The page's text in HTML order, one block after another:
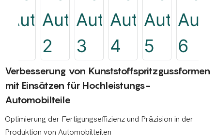
Verbesserung von Kunststoffspritzgussformen
mit Einsätzen für Hochleistungs-
Automobilteile
Optimierung der Fertigungseffizienz und Präzision in der
Produktion von Automobilteilen